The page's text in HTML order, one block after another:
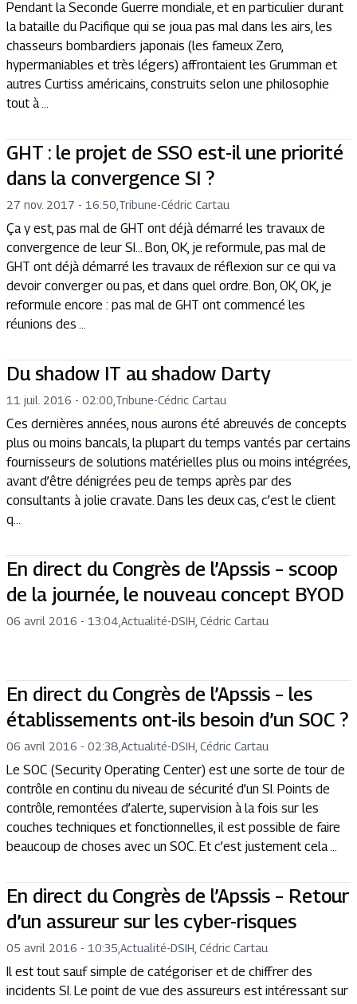
Pendant la Seconde Guerre mondiale, et en particulier durant
la bataille du Pacifique qui se joua pas mal dans les airs, les
chasseurs bombardiers japonais (les fameux Zero,
hypermaniables et très légers) affrontaient les Grumman et
autres Curtiss américains, construits selon une philosophie
tout à ...
GHT : le projet de SSO est-il une priorité
dans la convergence SI ?
27 nov. 2017 - 16:50 Tribune-Cédric Cartau
Ça y est, pas mal de GHT ont déjà démarré les travaux de
convergence de leur SI… Bon, OK, je reformule, pas mal de
GHT ont déjà démarré les travaux de réflexion sur ce qui va
devoir converger ou pas, et dans quel ordre. Bon, OK, OK, je
reformule encore : pas mal de GHT ont commencé les
réunions des ...
Du shadow IT au shadow Darty
11 juil. 2016 - 02:00 Tribune-Cédric Cartau
Ces dernières années, nous aurons été abreuvés de concepts
plus ou moins bancals, la plupart du temps vantés par certains
fournisseurs de solutions matérielles plus ou moins intégrées,
avant d’être dénigrées peu de temps après par des
consultants à jolie cravate. Dans les deux cas, c’est le client
q...
En direct du Congrès de l’Apssis – scoop
de la journée, le nouveau concept BYOD
06 avril 2016 - 13:04 Actualité-DSIH, Cédric Cartau
En direct du Congrès de l’Apssis – les
établissements ont-ils besoin d’un SOC ?
06 avril 2016 - 02:38 Actualité-DSIH, Cédric Cartau
Le SOC (Security Operating Center) est une sorte de tour de
contrôle en continu du niveau de sécurité d’un SI. Points de
contrôle, remontées d’alerte, supervision à la fois sur les
couches techniques et fonctionnelles, il est possible de faire
beaucoup de choses avec un SOC. Et c’est justement cela ...
En direct du Congrès de l’Apssis – Retour
d’un assureur sur les cyber-risques
05 avril 2016 - 10:35 Actualité-DSIH, Cédric Cartau
Il est tout sauf simple de catégoriser et de chiffrer des
incidents SI. Le point de vue des assureurs est intéressant sur